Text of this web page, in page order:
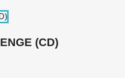
(CD)